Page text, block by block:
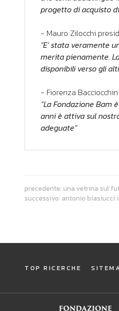
progetto di acquisto
- Mauro Zilocchi
"E' stata veramente
merita pienamente.
disponibili verso gli
- Fiorenza
“La Fondazione Bam
anni è attiva sul
adeguate"
precedente: una vetrina sul
successivo: antonio biasiucci
TOP RICERCHE